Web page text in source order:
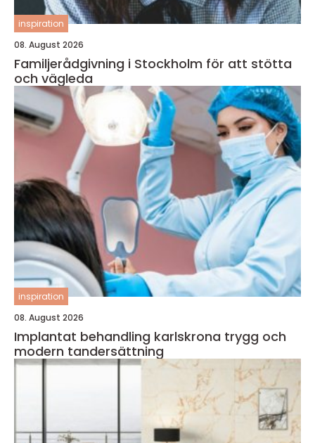
inspiration
08. August 2026
Familjerådgivning i Stockholm för att stötta
och vägleda
inspiration
08. August 2026
Implantat behandling karlskrona trygg och
modern tandersättning